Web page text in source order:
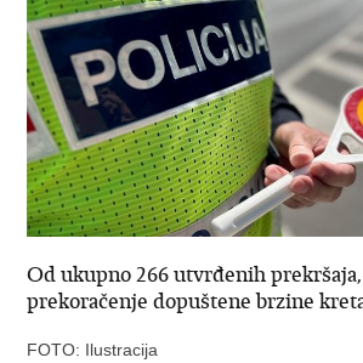
Od ukupno 266 utvrđenih
prekoračenje dopuštene brzine
FOTO: Ilustracija